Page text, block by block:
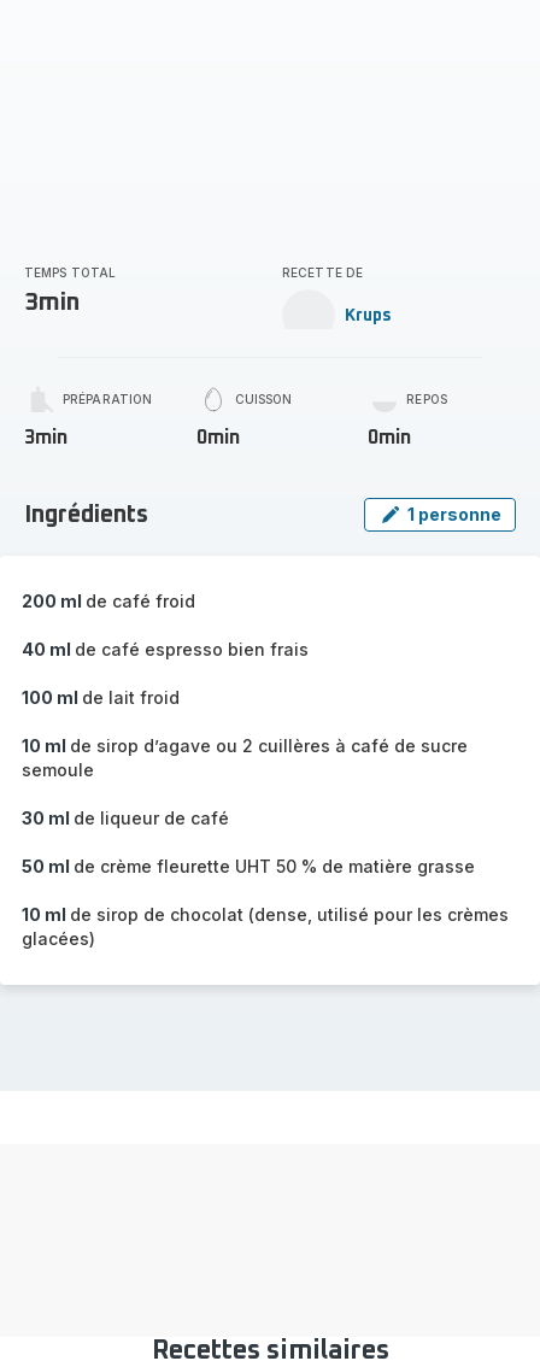
TEMPS TOTAL
3min
RECETTE DE
Krups
PRÉPARATION
3min
CUISSON
0min
REPOS
0min
Ingrédients 1 personne
200 ml de café froid
40 ml de café espresso bien frais
100 ml de lait froid
10 ml de sirop d’agave ou 2 cuillères à café de sucre
semoule
30 ml de liqueur de café
50 ml de crème fleurette UHT 50 % de matière grasse
10 ml de sirop de chocolat (dense, utilisé pour les crèmes
glacées)
Recettes similaires